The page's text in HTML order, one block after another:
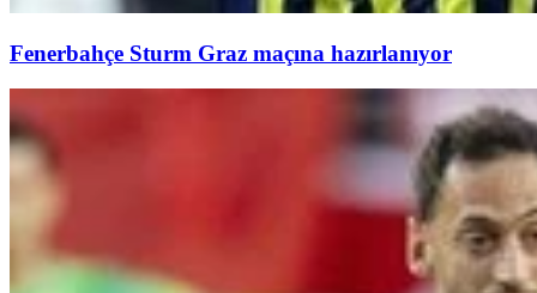
Fenerbahçe Sturm Graz maçına hazırlanıyor